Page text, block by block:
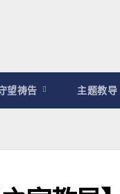
望祷告 主题教导